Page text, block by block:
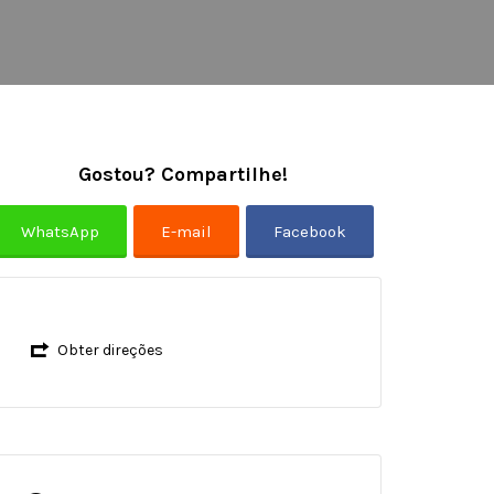
Gostou? Compartilhe!
Obter direções